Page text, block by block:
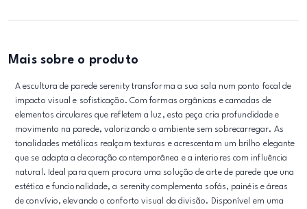
Mais sobre o produto
A escultura de parede serenity transforma a sua sala num ponto focal de
impacto visual e sofisticação. Com formas orgânicas e camadas de
elementos circulares que refletem a luz, esta peça cria profundidade e
movimento na parede, valorizando o ambiente sem sobrecarregar. As
tonalidades metálicas realçam texturas e acrescentam um brilho elegante
que se adapta a decoração contemporânea e a interiores com influência
natural. Ideal para quem procura uma solução de arte de parede que una
estética e funcionalidade, a serenity complementa sofás, painéis e áreas
de convívio, elevando o conforto visual da divisão. Disponível em uma